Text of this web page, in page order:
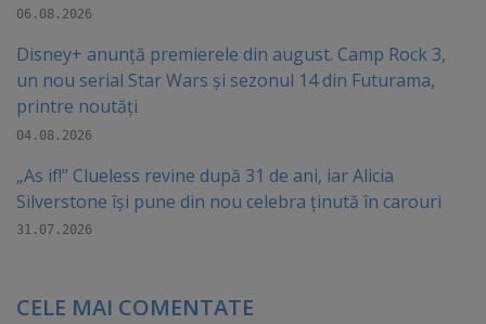
06.08.2026
Disney+ anunță premierele din august. Camp Rock 3,
un nou serial Star Wars și sezonul 14 din Futurama,
printre noutăți
04.08.2026
„As if!” Clueless revine după 31 de ani, iar Alicia
Silverstone își pune din nou celebra ținută în carouri
31.07.2026
CELE MAI COMENTATE